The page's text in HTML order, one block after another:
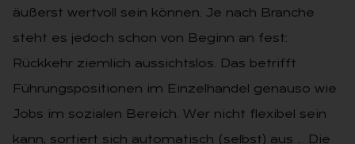
äußerst wertvoll sein können. Je nach Branche
steht es jedoch schon von Beginn an fest:
Rückkehr ziemlich aussichtslos. Das betrifft
Führungspositionen im Einzelhandel genauso wie
Jobs im sozialen Bereich. Wer nicht flexibel sein
kann, sortiert sich automatisch (selbst) aus … Die